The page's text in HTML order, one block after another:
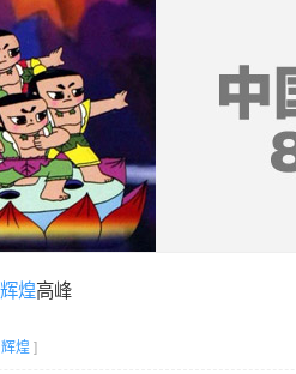
辉煌高峰
辉煌 ]